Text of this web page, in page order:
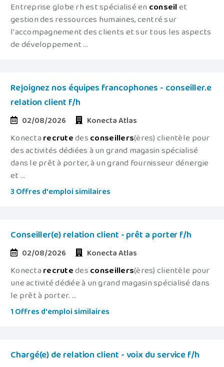
Entreprise globe rh est spécialisé enconseilet
gestion des ressources humaines, centré sur
l'accompagnement des clients et sur tous les aspects
de développement ...
Rejoignez nos équipes francophones - conseiller.e
relation client f/h
02/08/2026 Konecta Atlas
Konectarecrutedesconseillers(ères) clientèle pour
des activités dédiées à un grand magasin spécialisé
dans le prêt à porter, à un grand fournisseur dénergie
et ...
3 Offres d'emploi similaires
Conseiller(e) relation client - prêt a porter f/h
02/08/2026 Konecta Atlas
Konectarecrutedesconseillers(ères) clientèle pour
une activité dédiée à un grand magasin spécialisé dans
le prêt à porter. ...
1 Offres d'emploi similaires
Chargé(e) de relation client - voix du service f/h